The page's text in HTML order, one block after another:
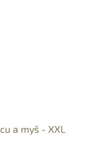
a myš - XXL